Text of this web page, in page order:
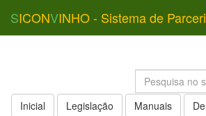
SICONVINHO - Sistema de
Inicial Legislação Manuais